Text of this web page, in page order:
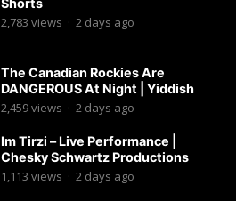
Shorts
2,783 views · 2 days ago
The Canadian Rockies Are
DANGEROUS At Night | Yiddish
2,459views · 2 days ago
Im Tirzi – Live Performance |
Chesky Schwartz Productions
1,113 views · 2 days ago